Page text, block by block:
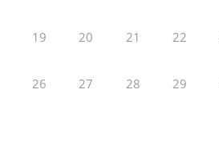
19 20 21 22
26 27 28 29